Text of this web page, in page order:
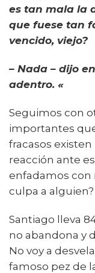
es tan mala la
que fuese tan
vencido, viejo?
– Nada – dijo
adentro. «
Seguimos con
importantes
fracasos
reacción ante
enfadamos con
culpa a
Santiago lleva
no abandona y
No voy a
famoso pez de